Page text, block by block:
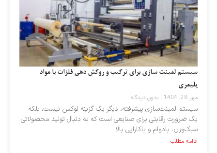
سیستم لمینت‌ سازی برای ترکیب و روکش‌ دهی فلزات با مواد
پلیمری
مهر 28, 1404 بدون دیدگاه
سیستم لمینت‌سازی پیشرفته، دیگر یک گزینه لوکس نیست، بلکه
یک ضرورت رقابتی برای صنایعی است که به دنبال تولید محصولاتی
سبک‌وزن، بادوام و باکارایی بالا
ادامه مطلب